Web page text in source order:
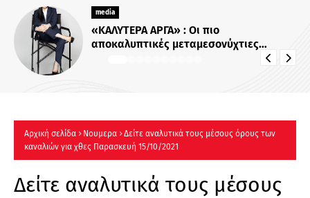
media
«ΚΑΛΥΤΕΡΑ ΑΡΓΑ» : Oι πιο
αποκαλυπτικές μεταμεσονύχτιες
συνεντεύξεις επιστρέφουν στο ACTION
Αρχική σελίδα Νουμερα
Δείτε αναλυτικά τους μέσους όρους των
καναλιών για χθες Παρασκευή 15/10/2021
Δείτε αναλυτικά τους μέσους